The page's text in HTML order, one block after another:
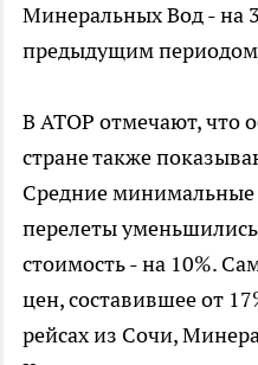
Минеральных Вод - на
предыдущим
В АТОР отмечают, что
стране также
Средние
перелеты
стоимость - на 10%.
цен, составившее от
рейсах из Сочи,